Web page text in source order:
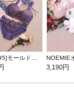
3,190円